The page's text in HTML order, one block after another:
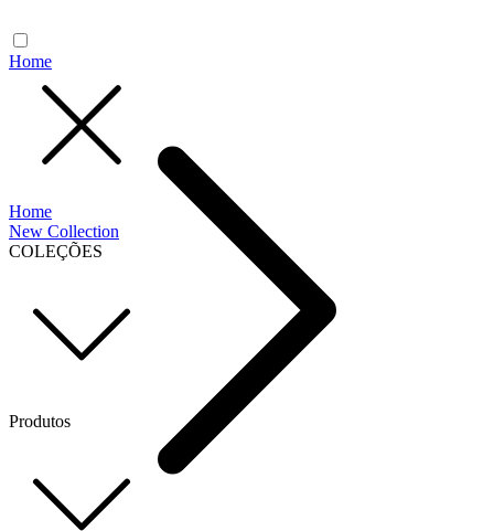
Home
New Collection
COLEÇÕES
Produtos
Home